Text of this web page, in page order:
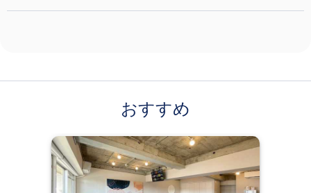
おすすめ